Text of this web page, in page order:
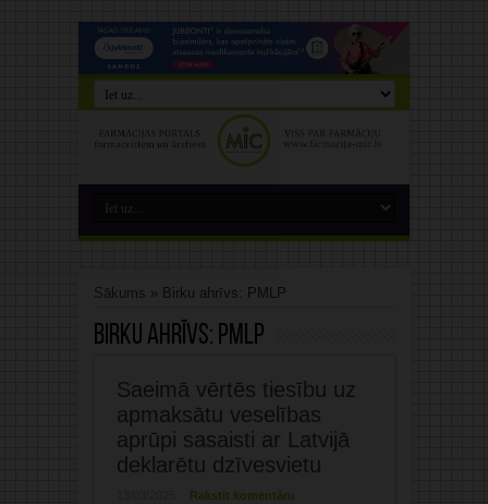
Sākums » Birku ahrīvs: PMLP
Birku ahrīvs: PMLP
Saeimā vērtēs tiesību uz
apmaksātu veselības
aprūpi sasaisti ar Latvijā
deklarētu dzīvesvietu
Rakstīt komentāru